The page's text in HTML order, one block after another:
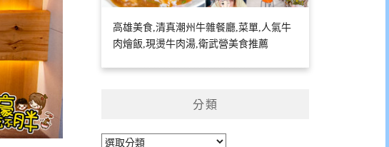
高雄美食,清真潮州牛雜餐廳,菜單,人氣牛
肉燴飯,現燙牛肉湯,衛武營美食推薦
分類
分